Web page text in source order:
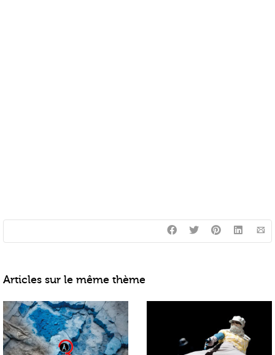
Articles sur le même thème